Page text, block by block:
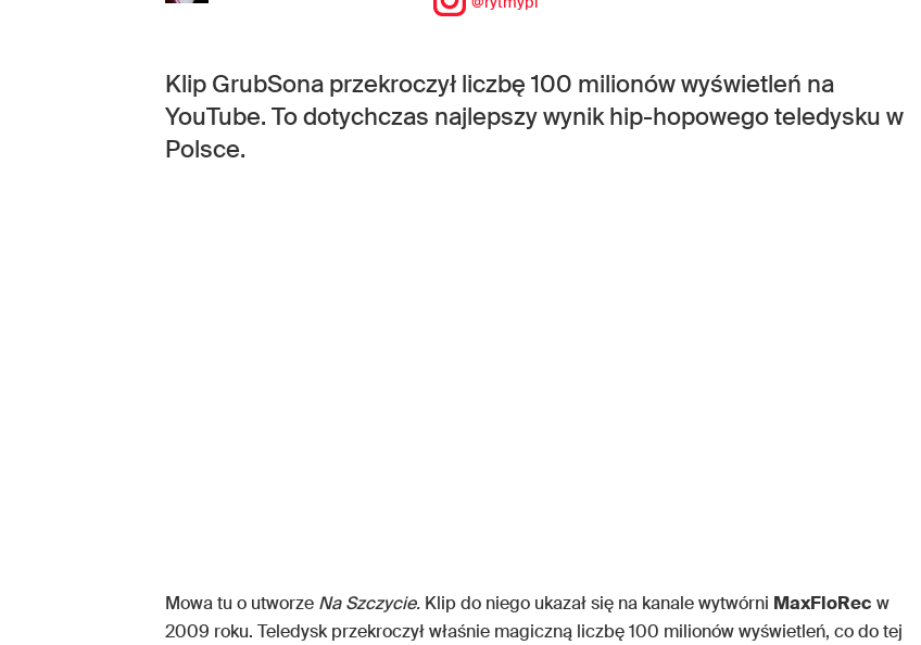
Klip GrubSona przekroczył liczbę 100 milionów wyświetleń na
YouTube. To dotychczas najlepszy wynik hip-hopowego teledysku w
Polsce.
Mowa tu o utworze Na Szczycie. Klip do niego ukazał się na kanale wytwórni MaxFloRec w
2009 roku. Teledysk przekroczył właśnie magiczną liczbę 100 milionów wyświetleń, co do tej